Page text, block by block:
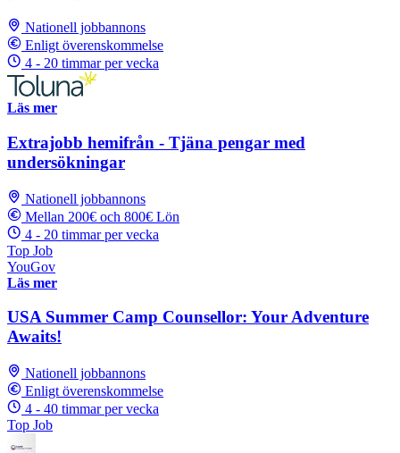
Nationell jobbannons
Enligt överenskommelse
4 - 20 timmar per vecka
Läs mer
Extrajobb hemifrån - Tjäna pengar med
undersökningar
Nationell jobbannons
Mellan 200€ och 800€ Lön
4 - 20 timmar per vecka
Top Job
YouGov
Läs mer
USA Summer Camp Counsellor: Your Adventure
Awaits!
Nationell jobbannons
Enligt överenskommelse
4 - 40 timmar per vecka
Top Job